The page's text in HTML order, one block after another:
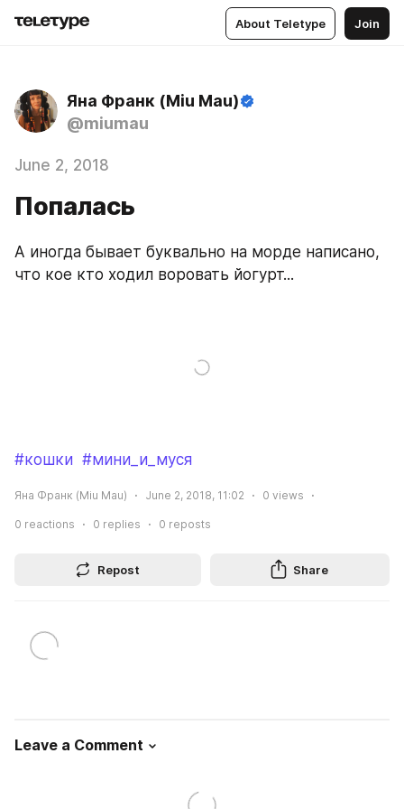
About Teletype Join
Яна Франк (Miu Mau)
@miumau
June 2, 2018
Попалась
А иногда бывает буквально на морде написано,
что кое кто ходил воровать йогурт...
#кошки #мини_и_муся
Яна Франк (Miu Mau) June 2, 2018, 11:02 0 views
0 reactions 0 replies 0 reposts
Repost Share
Leave a Comment